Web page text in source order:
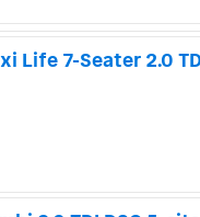
Life 7-Seater 2.0